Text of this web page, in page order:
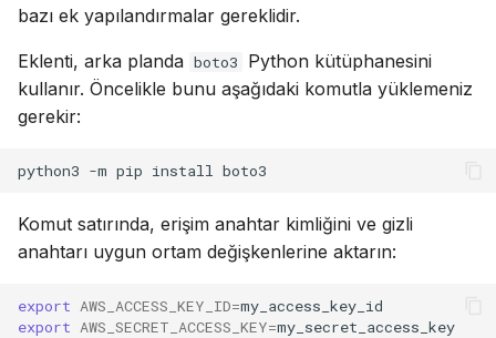
bazı ek yapılandırmalar gereklidir.
Eklenti, arka planda boto3
Python kütüphanesini
kullanır. Öncelikle bunu aşağıdaki komutla yüklemeniz
gerekir:
python3 -m pip install
Komut satırında, erişim anahtar kimliğini ve gizli
anahtarı uygun ortam değişkenlerine aktarın:
export AWS_ACCESS_KEY_ID=
export AWS_SECRET_ACCESS_KEY=